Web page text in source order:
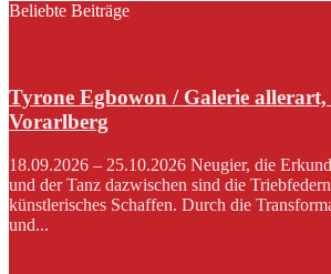
Beliebte Beiträge
Tyrone Egbowon / Galerie allerart,
Vorarlberg
18.09.2026 – 25.10.2026 Neugier, die
und der Tanz dazwischen sind die
künstlerisches Schaffen. Durch die
und...